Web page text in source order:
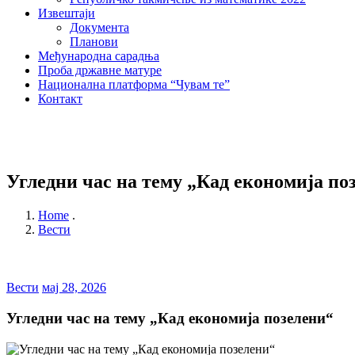
Извештаји
Документа
Планови
Међународна сарадња
Проба државне матуре
Национална платформа “Чувам те”
Контакт
Угледни час на тему „Кад економија
Home .
Вести
Вести мај 28, 2026
Угледни час на тему „Кад економија позелени“